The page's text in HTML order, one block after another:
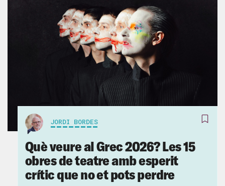
JORDI BORDES
Què veure al Grec 2026? Les 15
obres de teatre amb esperit
crític que no et pots perdre